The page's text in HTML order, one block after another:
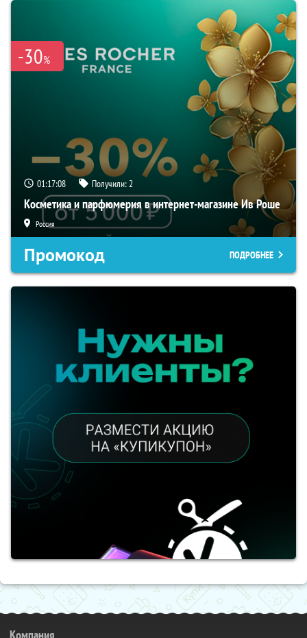
-30%
01:17:07 Получили:2
Косметика и парфюмерия в интернет-магазине Ив Роше
Россия
Промокод ПОДРОБНЕЕ